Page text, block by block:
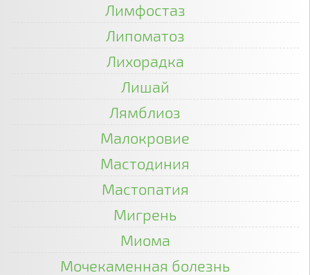
Лимфостаз
Липоматоз
Лихорадка
Лишай
Лямблиоз
Малокровие
Мастодиния
Мастопатия
Мигрень
Миома
Мочекаменная болезнь